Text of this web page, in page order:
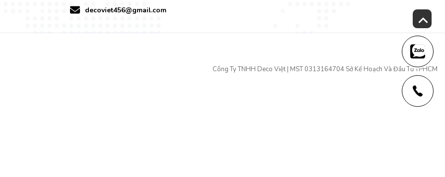
quán ăn, mẫu mã đẹp, chất lượng tốt, giá cả hợp lý .... Chọn lựa bàn ăn cho gia đình là một việc hết sức quan trọng vì thế cần phải
lựa chọn sản phẩm bàn ăn ghế ăn phù hợp thì hãy liên hệ ngay với chúng tôi để được tư vấn và giải đáp thắc mắc nhé.
decoviet456@gmail.com
Công Ty TNHH Deco Việt | MST 0313164704 Sở Kế Hoạch Và Đầu Tư TPHCM